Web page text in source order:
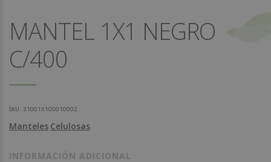
MANTEL 1X1 NEGRO
C/400
SKU: 31001X100010002
Manteles Celulosas
INFORMACIÓN ADICIONAL